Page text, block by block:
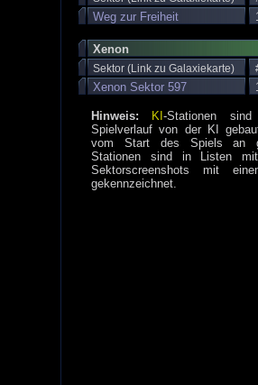
Weg zur Freiheit
Xenon
Sektor (Link zu Galaxiekarte)
Xenon Sektor 597
Hinweis: KI-Stationen
Spielverlauf von der KI
vom Start des Spiels an
Stationen sind in Listen
Sektorscreenshots mit
gekennzeichnet.